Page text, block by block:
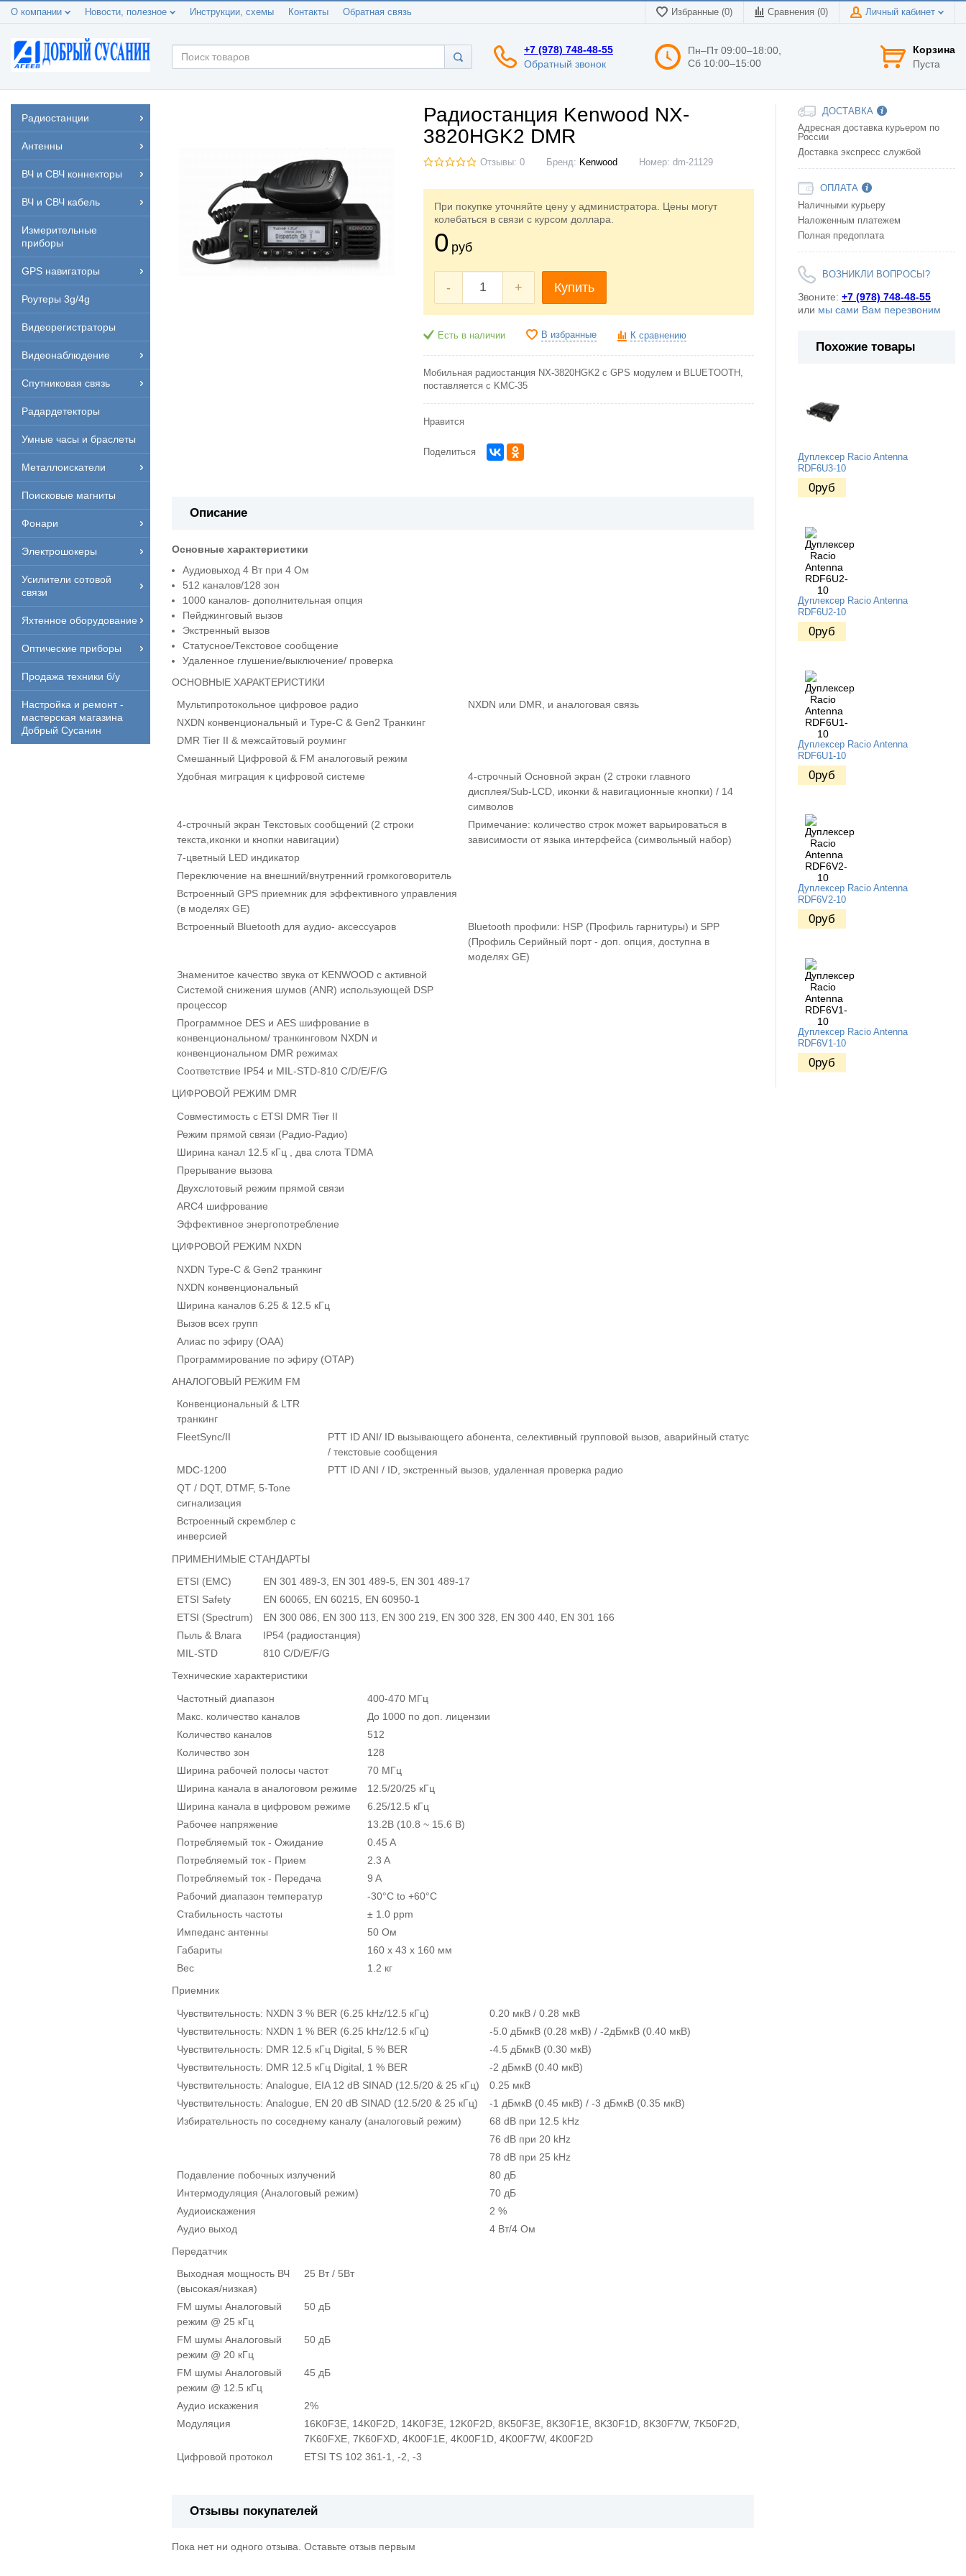
О компании Новости, полезное Инструкции, схемы Контакты Обратная связь Избранные (0) Сравнения (0) Личный кабинет
+7 (978) 748-48-55
Обратный звонок
Пн–Пт 09:00–18:00,
Сб 10:00–15:00
Корзина
Пуста
Радиостанции
Антенны
ВЧ и СВЧ коннекторы
ВЧ и СВЧ кабель
Измерительные
приборы
GPS навигаторы
Роутеры 3g/4g
Видеорегистраторы
Видеонаблюдение
Спутниковая связь
Радардетекторы
Умные часы и браслеты
Металлоискатели
Поисковые магниты
Фонари
Электрошокеры
Усилители сотовой
связи
Яхтенное оборудование
Оптические приборы
Продажа техники б/у
Настройка и ремонт -
мастерская магазина
Добрый Сусанин
Радиостанция Kenwood NX-
3820HGK2 DMR
Отзывы: 0 Бренд: Kenwood Номер: dm-21129
При покупке уточняйте цену у администратора. Цены могут
колебаться в связи с курсом доллара.
0 руб
- + Купить
Есть в наличии В избранные К сравнению
Мобильная радиостанция NX-3820HGK2 с GPS модулем и BLUETOOTH,
поставляется с KMC-35
Нравится
Поделиться
Описание
Основные характеристики
Аудиовыход 4 Вт при 4 Ом
512 каналов/128 зон
1000 каналов- дополнительная опция
Пейджинговый вызов
Экстренный вызов
Статусное/Текстовое сообщение
Удаленное глушение/выключение/ проверка
ОСНОВНЫЕ ХАРАКТЕРИСТИКИ
Мультипротокольное цифровое радио
NXDN или DMR, и аналоговая связь
NXDN конвенциональный и Type-C & Gen2 Транкинг
DMR Tier II & межсайтовый роуминг
Смешанный Цифровой & FM аналоговый режим
Удобная миграция к цифровой системе
4-строчный Основной экран (2 строки главного
дисплея/Sub-LCD, иконки & навигационные кнопки) / 14
символов
4-строчный экран Текстовых сообщений (2 строки
текста,иконки и кнопки навигации)
Примечание: количество строк может варьироваться в
зависимости от языка интерфейса (символьный набор)
7-цветный LED индикатор
Переключение на внешний/внутренний громкоговоритель
Встроенный GPS приемник для эффективного управления
(в моделях GE)
Встроенный Bluetooth для аудио- аксессуаров
Bluetooth профили: HSP (Профиль гарнитуры) и SPP
(Профиль Серийный порт - доп. опция, доступна в
моделях GЕ)
Знаменитое качество звука от KENWOOD с активной
Системой снижения шумов (ANR) использующей DSP
процессор
Программное DES и AES шифрование в
конвенциональном/ транкинговом NXDN и
конвенциональном DMR режимах
Соответствие IP54 и MIL-STD-810 C/D/E/F/G
ЦИФРОВОЙ РЕЖИМ DMR
Совместимость с ETSI DMR Tier II
Режим прямой связи (Радио-Радио)
Ширина канал 12.5 кГц , два слота TDMA
Прерывание вызова
Двухслотовый режим прямой связи
ARC4 шифрование
Эффективное энергопотребление
ЦИФРОВОЙ РЕЖИМ NXDN
NXDN Type-C & Gen2 транкинг
NXDN конвенциональный
Ширина каналов 6.25 & 12.5 кГц
Вызов всех групп
Алиас по эфиру (OAA)
Программирование по эфиру (OTAP)
АНАЛОГОВЫЙ РЕЖИМ FM
Конвенциональный & LTR
транкинг
FleetSync/II
PTT ID ANI/ ID вызывающего абонента, селективный групповой вызов, аварийный статус
/ текстовые сообщения
MDC-1200
PTT ID ANI / ID, экстренный вызов, удаленная проверка радио
QT / DQT, DTMF, 5-Tone
сигнализация
Встроенный скремблер с
инверсией
ПРИМЕНИМЫЕ СТАНДАРТЫ
ETSI (EMC)
EN 301 489-3, EN 301 489-5, EN 301 489-17
ETSI Safety
EN 60065, EN 60215, EN 60950-1
ETSI (Spectrum)
EN 300 086, EN 300 113, EN 300 219, EN 300 328, EN 300 440, EN 301 166
Пыль & Влага
IP54 (радиостанция)
MIL-STD
810 C/D/E/F/G
Технические характеристики
Частотный диапазон
400-470 МГц
Макс. количество каналов
До 1000 по доп. лицензии
Количество каналов
512
Количество зон
128
Ширина рабочей полосы частот
70 МГц
Ширина канала в аналоговом режиме
12.5/20/25 кГц
Ширина канала в цифровом режиме
6.25/12.5 кГц
Рабочее напряжение
13.2В (10.8 ~ 15.6 В)
Потребляемый ток - Ожидание
0.45 A
Потребляемый ток - Прием
2.3 A
Потребляемый ток - Передача
9 A
Рабочий диапазон температур
-30°C to +60°C
Стабильность частоты
± 1.0 ppm
Импеданс антенны
50 Ом
Габариты
160 x 43 x 160 мм
Вес
1.2 кг
Приемник
Чувствительность: NXDN 3 % BER (6.25 kHz/12.5 кГц)
0.20 мкВ / 0.28 мкВ
Чувствительность: NXDN 1 % BER (6.25 kHz/12.5 кГц)
-5.0 дБмкВ (0.28 мкВ) / -2дБмкВ (0.40 мкВ)
Чувствительность: DMR 12.5 кГц Digital, 5 % BER
-4.5 дБмкВ (0.30 мкВ)
Чувствительность: DMR 12.5 кГц Digital, 1 % BER
-2 дБмкВ (0.40 мкВ)
Чувствительность: Analogue, EIA 12 dB SINAD (12.5/20 & 25 кГц)
0.25 мкВ
Чувствительность: Analogue, EN 20 dB SINAD (12.5/20 & 25 кГц)
-1 дБмкВ (0.45 мкВ) / -3 дБмкВ (0.35 мкВ)
Избирательность по соседнему каналу (аналоговый режим)
68 dB при 12.5 kHz
76 dB при 20 kHz
78 dB при 25 kHz
Подавление побочных излучений
80 дБ
Интермодуляция (Аналоговый режим)
70 дБ
Аудиоискажения
2 %
Аудио выход
4 Вт/4 Ом
Передатчик
Выходная мощность ВЧ
(высокая/низкая)
25 Вт / 5Вт
FM шумы Аналоговый
режим @ 25 кГц
50 дБ
FM шумы Аналоговый
режим @ 20 кГц
50 дБ
FM шумы Аналоговый
режим @ 12.5 кГц
45 дБ
Аудио искажения
2%
Модуляция
16K0F3E, 14K0F2D, 14K0F3E, 12K0F2D, 8K50F3E, 8K30F1E, 8K30F1D, 8K30F7W, 7K50F2D,
7K60FXE, 7K60FXD, 4K00F1E, 4K00F1D, 4K00F7W, 4K00F2D
Цифровой протокол
ETSI TS 102 361-1, -2, -3
Отзывы покупателей
Пока нет ни одного отзыва. Оставьте отзыв первым
ДОСТАВКА
Адресная доставка курьером по
России
Доставка экспресс службой
ОПЛАТА
Наличными курьеру
Наложенным платежем
Полная предоплата
ВОЗНИКЛИ ВОПРОСЫ?
Звоните: +7 (978) 748-48-55
или мы сами Вам перезвоним
Похожие товары
Дуплексер Racio Antenna
RDF6U3-10
0руб
Дуплексер Racio Antenna
RDF6U2-10
0руб
Дуплексер Racio Antenna
RDF6U1-10
0руб
Дуплексер Racio Antenna
RDF6V2-10
0руб
Дуплексер Racio Antenna
RDF6V1-10
0руб